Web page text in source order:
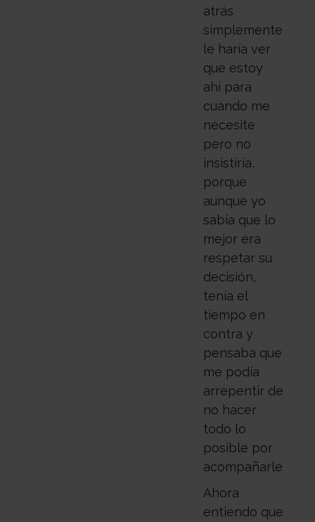
atrás
simplemente
le haría ver
que estoy
ahí para
cuando me
necesite
pero no
insistiría,
porque
aunque yo
sabía que lo
mejor era
respetar su
decisión,
tenía el
tiempo en
contra y
pensaba que
me podía
arrepentir de
no hacer
todo lo
posible por
acompañarle.
Ahora
entiendo que